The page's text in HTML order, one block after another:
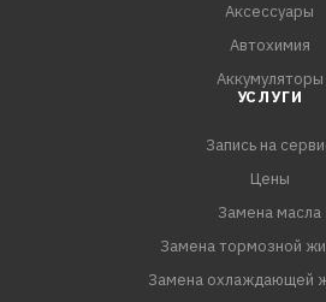
Аксессуары
Автохимия
Аккумуляторы
УСЛУГИ
Запись на
Цены
Замена масла
Замена тормозной
Замена охлаждающей